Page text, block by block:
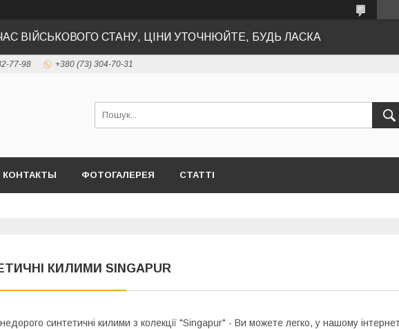
ВІЙСЬКОВОГО СТАНУ, ЦІНИ УТОЧНЮЙТЕ, БУДЬ ЛАСКА
77-98 +380 (73) 304-70-31
КОНТАКТЫ ФОТОГАЛЕРЕЯ СТАТТІ
КИЛИМИ SINGAPUR
синтетичні килими з колекції "Singapur" - Ви можете легко, у нашому